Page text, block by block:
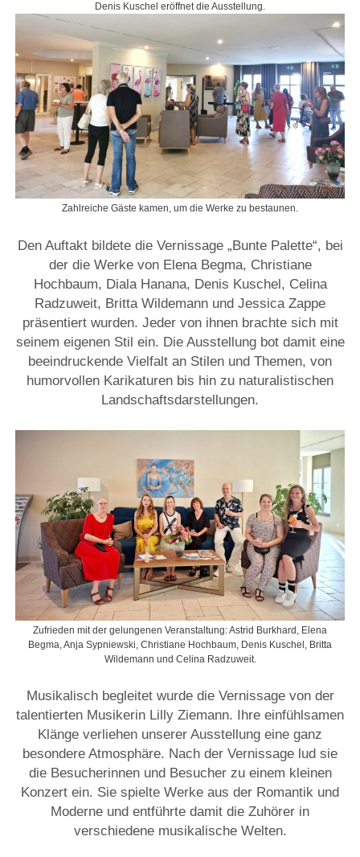
Denis Kuschel eröffnet die Ausstellung.
Zahlreiche Gäste kamen, um die Werke zu bestaunen.
Den Auftakt bildete die Vernissage „Bunte Palette“, bei
der die Werke von Elena Begma, Christiane
Hochbaum, Diala Hanana, Denis Kuschel, Celina
Radzuweit, Britta Wildemann und Jessica Zappe
präsentiert wurden. Jeder von ihnen brachte sich mit
seinem eigenen Stil ein. Die Ausstellung bot damit eine
beeindruckende Vielfalt an Stilen und Themen, von
humorvollen Karikaturen bis hin zu naturalistischen
Landschaftsdarstellungen.
Zufrieden mit der gelungenen Veranstaltung: Astrid Burkhard, Elena
Begma, Anja Sypniewski, Christiane Hochbaum, Denis Kuschel, Britta
Wildemann und Celina Radzuweit.
Musikalisch begleitet wurde die Vernissage von der
talentierten Musikerin Lilly Ziemann. Ihre einfühlsamen
Klänge verliehen unserer Ausstellung eine ganz
besondere Atmosphäre. Nach der Vernissage lud sie
die Besucherinnen und Besucher zu einem kleinen
Konzert ein. Sie spielte Werke aus der Romantik und
Moderne und entführte damit die Zuhörer in
verschiedene musikalische Welten.